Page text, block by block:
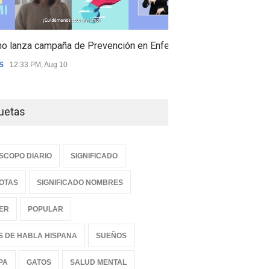
lanza campaña de Prevención en Enfermedades
12:33 PM, Aug 10
DIARIO SIGNIFICADO
SIGNIFICADO NOMBRES
POPULAR
DE HABLA HISPANA SUEÑOS
GATOS SALUD MENTAL